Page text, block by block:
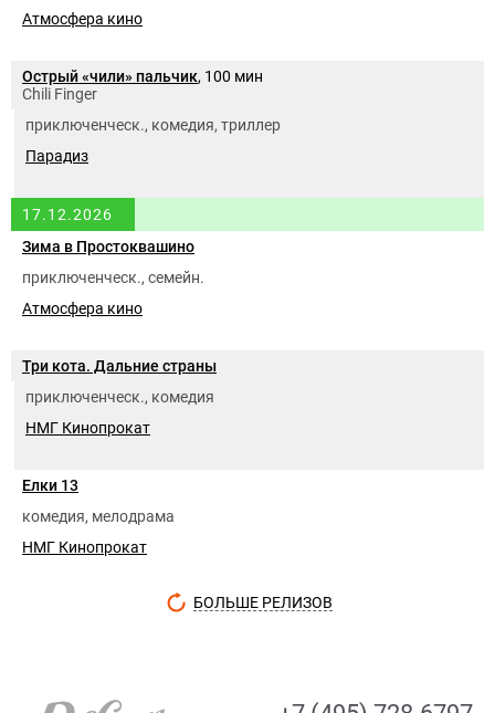
Атмосфера кино
Острый «чили» пальчик, 100 мин
Chili Finger
приключенческ., комедия, триллер
Парадиз
17.12.2026
Зима в Простоквашино
приключенческ., семейн.
Атмосфера кино
Три кота. Дальние страны
приключенческ., комедия
НМГ Кинопрокат
Елки 13
комедия, мелодрама
НМГ Кинопрокат
БОЛЬШЕ РЕЛИЗОВ